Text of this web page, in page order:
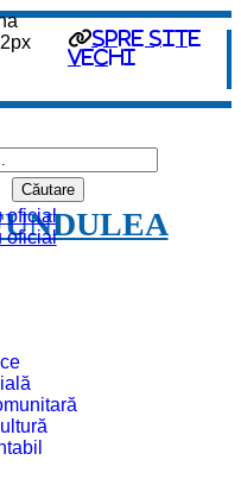
spre site
vechi